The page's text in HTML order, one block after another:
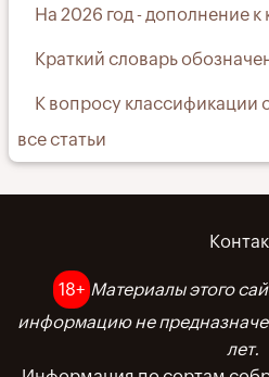
На 2026 год - дополнение к
Краткий словарь
К вопросу классификации
все статьи
подвале
18+ Материалы этого
информацию не
лет.